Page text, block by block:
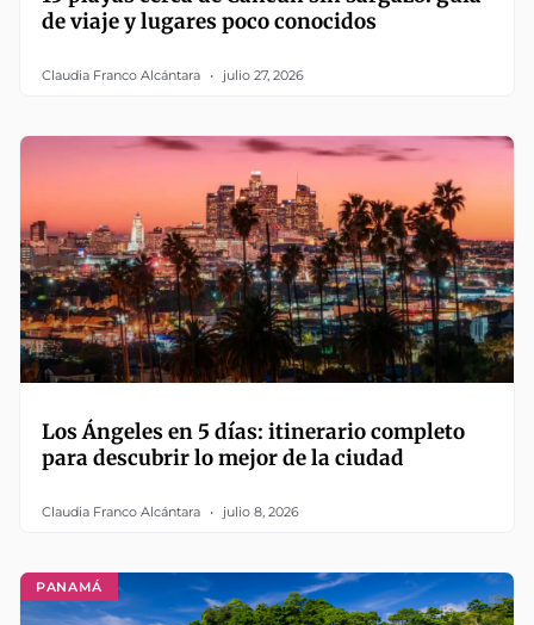
de viaje y lugares poco conocidos
Claudia Franco Alcántara julio 27, 2026
Los Ángeles en 5 días: itinerario completo
para descubrir lo mejor de la ciudad
Claudia Franco Alcántara julio 8, 2026
PANAMÁ